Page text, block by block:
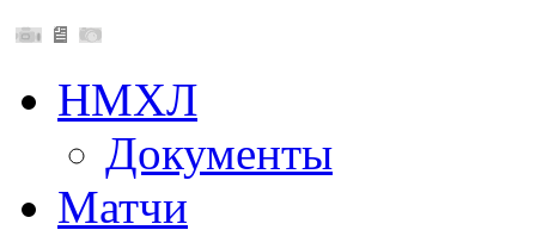
НМХЛ
Документы
Матчи